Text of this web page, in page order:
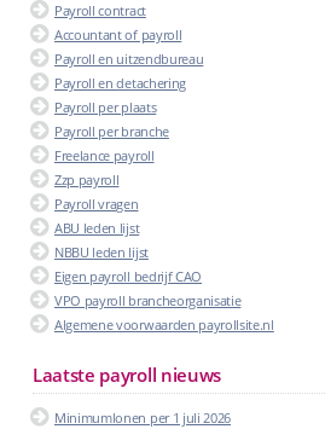
Payroll contract
Accountant of payroll
Payroll en uitzendbureau
Payroll en detachering
Payroll per plaats
Payroll per branche
Freelance payroll
Zzp payroll
Payroll vragen
ABU leden lijst
NBBU leden lijst
Eigen payroll bedrijf CAO
VPO payroll brancheorganisatie
Algemene voorwaarden payrollsite.nl
Laatste payroll nieuws
Minimumlonen per 1 juli 2026